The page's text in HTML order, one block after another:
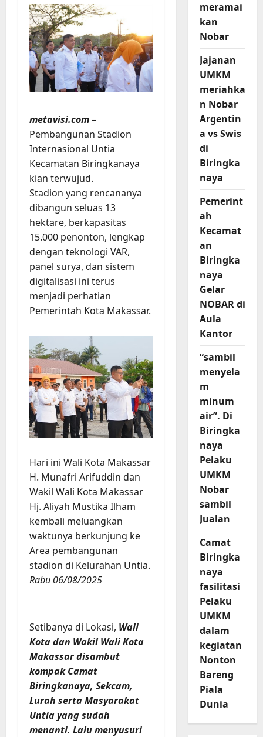
metavisi.com–
Pembangunan Stadion
Internasional Untia
Kecamatan Biringkanaya
kian terwujud.
Stadion yang rencananya
dibangun seluas 13
hektare, berkapasitas
15.000 penonton, lengkap
dengan teknologi VAR,
panel surya, dan sistem
digitalisasi ini terus
menjadi perhatian
Pemerintah Kota Makassar.
Hari ini Wali Kota Makassar
H. Munafri Arifuddin dan
Wakil Wali Kota Makassar
Hj. Aliyah Mustika Ilham
kembali meluangkan
waktunya berkunjung ke
Area pembangunan
stadion di Kelurahan Untia.
Rabu 06/08/2025
Setibanya di Lokasi, Wali
Kota dan Wakil Wali Kota
Makassar disambut
kompak Camat
Biringkanaya, Sekcam,
Lurah serta Masyarakat
Untia yang sudah
menanti. Lalu menyusuri
meramai
kan
Nobar
Jajanan
UMKM
meriahka
n Nobar
Argentin
a vs Swis
di
Biringka
naya
Pemerint
ah
Kecamat
an
Biringka
naya
Gelar
NOBAR di
Aula
Kantor
“sambil
menyela
m
minum
air”. Di
Biringka
naya
Pelaku
UMKM
Nobar
sambil
Jualan
Camat
Biringka
naya
fasilitasi
Pelaku
UMKM
dalam
kegiatan
Nonton
Bareng
Piala
Dunia